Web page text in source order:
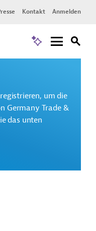
Kontakt Anmelden
um die
Germany Trade &
das unten